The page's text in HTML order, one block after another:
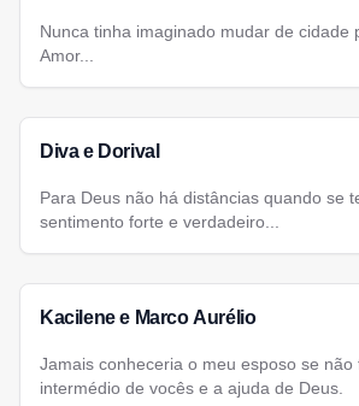
Nunca tinha imaginado mudar de cidade
Amor...
Diva e Dorival
Para Deus não há distâncias quando se
sentimento forte e verdadeiro...
Kacilene e Marco Aurélio
Jamais conheceria o meu esposo se não
intermédio de vocês e a ajuda de Deus.